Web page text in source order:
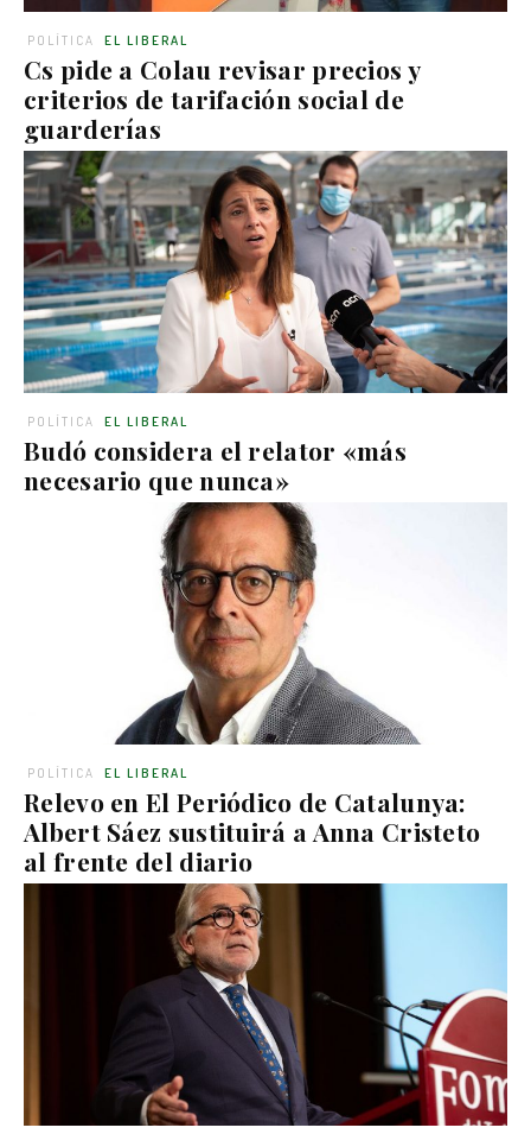
Cs pide a Colau revisar precios y
criterios de tarifación social de
guarderías
POLÍTICA EL LIBERAL
Budó considera el relator «más
necesario que nunca»
POLÍTICA EL LIBERAL
Relevo en El Periódico de Catalunya:
Albert Sáez sustituirá a Anna Cristeto
al frente del diario
POLÍTICA EL LIBERAL